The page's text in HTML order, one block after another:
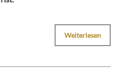
Weiterlesen